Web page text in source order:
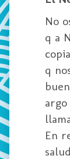
No
q a
q
En